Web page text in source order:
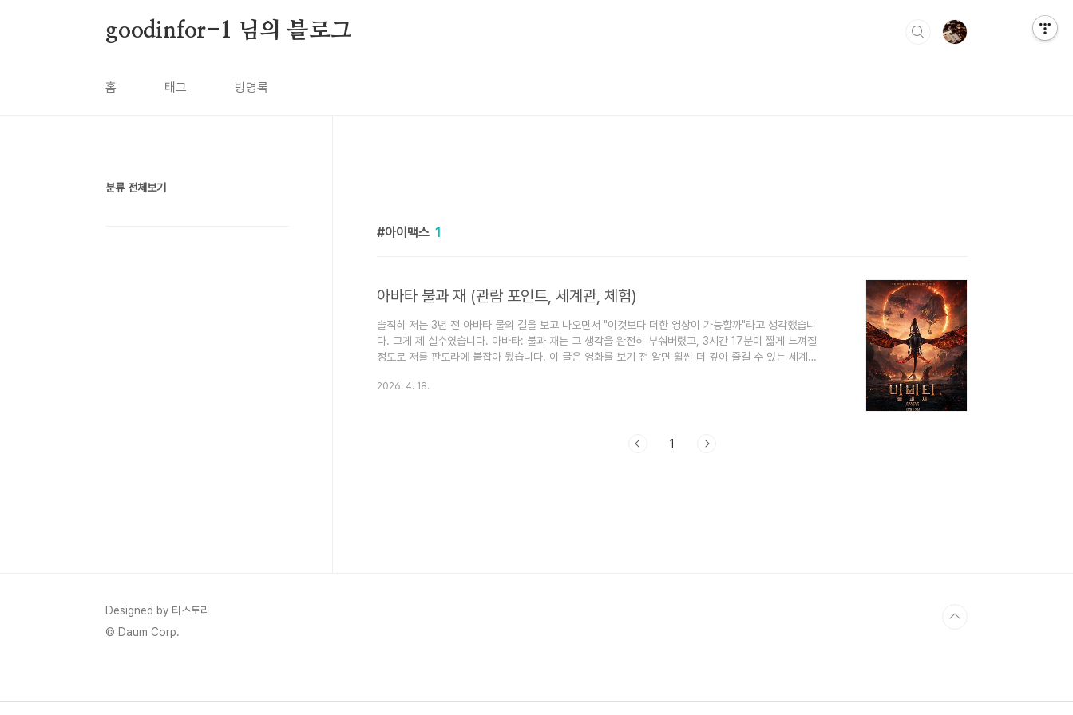
goodinfor-1 님의 블로그
홈 태그 방명록
아이맥스 1
아바타 불과 재 (관람 포인트, 세계관, 체험)
솔직히 저는 3년 전 아바타 물의 길을 보고 나오면서 "이것보다 더한 영상이 가능할까"라고 생각했습니
다. 그게 제 실수였습니다. 아바타: 불과 재는 그 생각을 완전히 부숴버렸고, 3시간 17분이 짧게 느껴질
정도로 저를 판도라에 붙잡아 뒀습니다. 이 글은 영화를 보기 전 알면 훨씬 더 깊이 즐길 수 있는 세계관
관람 포인트: 예고편에서 미리 읽히는 것들영화를 보기 전 예고편을 세 번 돌려봤는데, 그때마다 새로
2026. 4. 18.
1
분류 전체보기
Designed by 티스토리
© Daum Corp.